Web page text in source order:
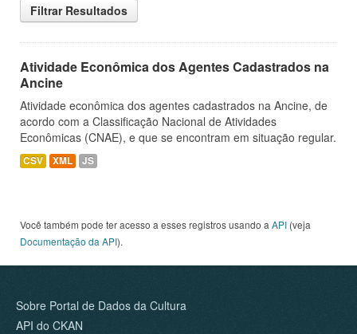
Filtrar Resultados
Atividade Econômica dos Agentes Cadastrados na
Ancine
Atividade econômica dos agentes cadastrados na Ancine, de
acordo com a Classificação Nacional de Atividades
Econômicas (CNAE), e que se encontram em situação regular.
CSV XML JS
Você também pode ter acesso a esses registros usando a API (veja
Documentação da API).
Sobre Portal de Dados da Cultura
API do CKAN